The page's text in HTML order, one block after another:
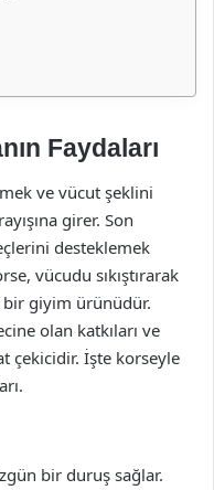
Faydaları
ve vücut şeklini
girer. Son
desteklemek
vücudu sıkıştırarak
giyim ürünüdür.
olan katkıları ve
çekicidir. İşte korseyle
bir duruş sağlar.